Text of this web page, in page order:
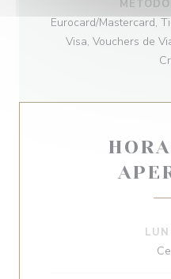
Eurocard/Mastercard,
Visa, Vouchers de
LUN